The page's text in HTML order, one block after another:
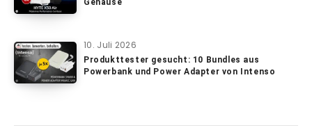
10. Juli 2026
Produkttester gesucht: 10 Bundles aus
Powerbank und Power Adapter von Intenso